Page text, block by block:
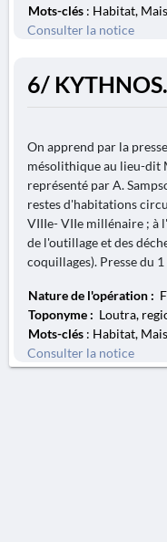
Mots-clés : Habitat,
Consulter la notice
6/
On apprend par la
mésolithique au lieu-dit
représenté par A.
restes d'habitations
VIIIe- VIIe millénaire ; à
de l'outillage et des
coquillages). Presse du 1
Nature de l'opération :
Toponyme : Loutra,
Mots-clés : Habitat,
Consulter la notice